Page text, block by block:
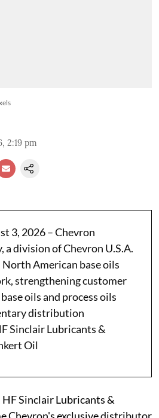
2:19 pm
3, 2026 – Chevron
a division of Chevron U.S.A.
American base oils
strengthening customer
oils and process oils
distribution
Sinclair Lubricants &
Oil
Sinclair Lubricants &